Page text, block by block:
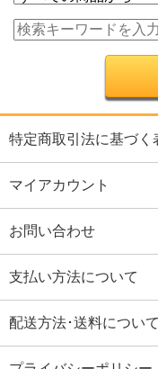
特定商取引法に基づく
マイアカウント
お問い合わせ
支払い方法について
配送方法･送料について